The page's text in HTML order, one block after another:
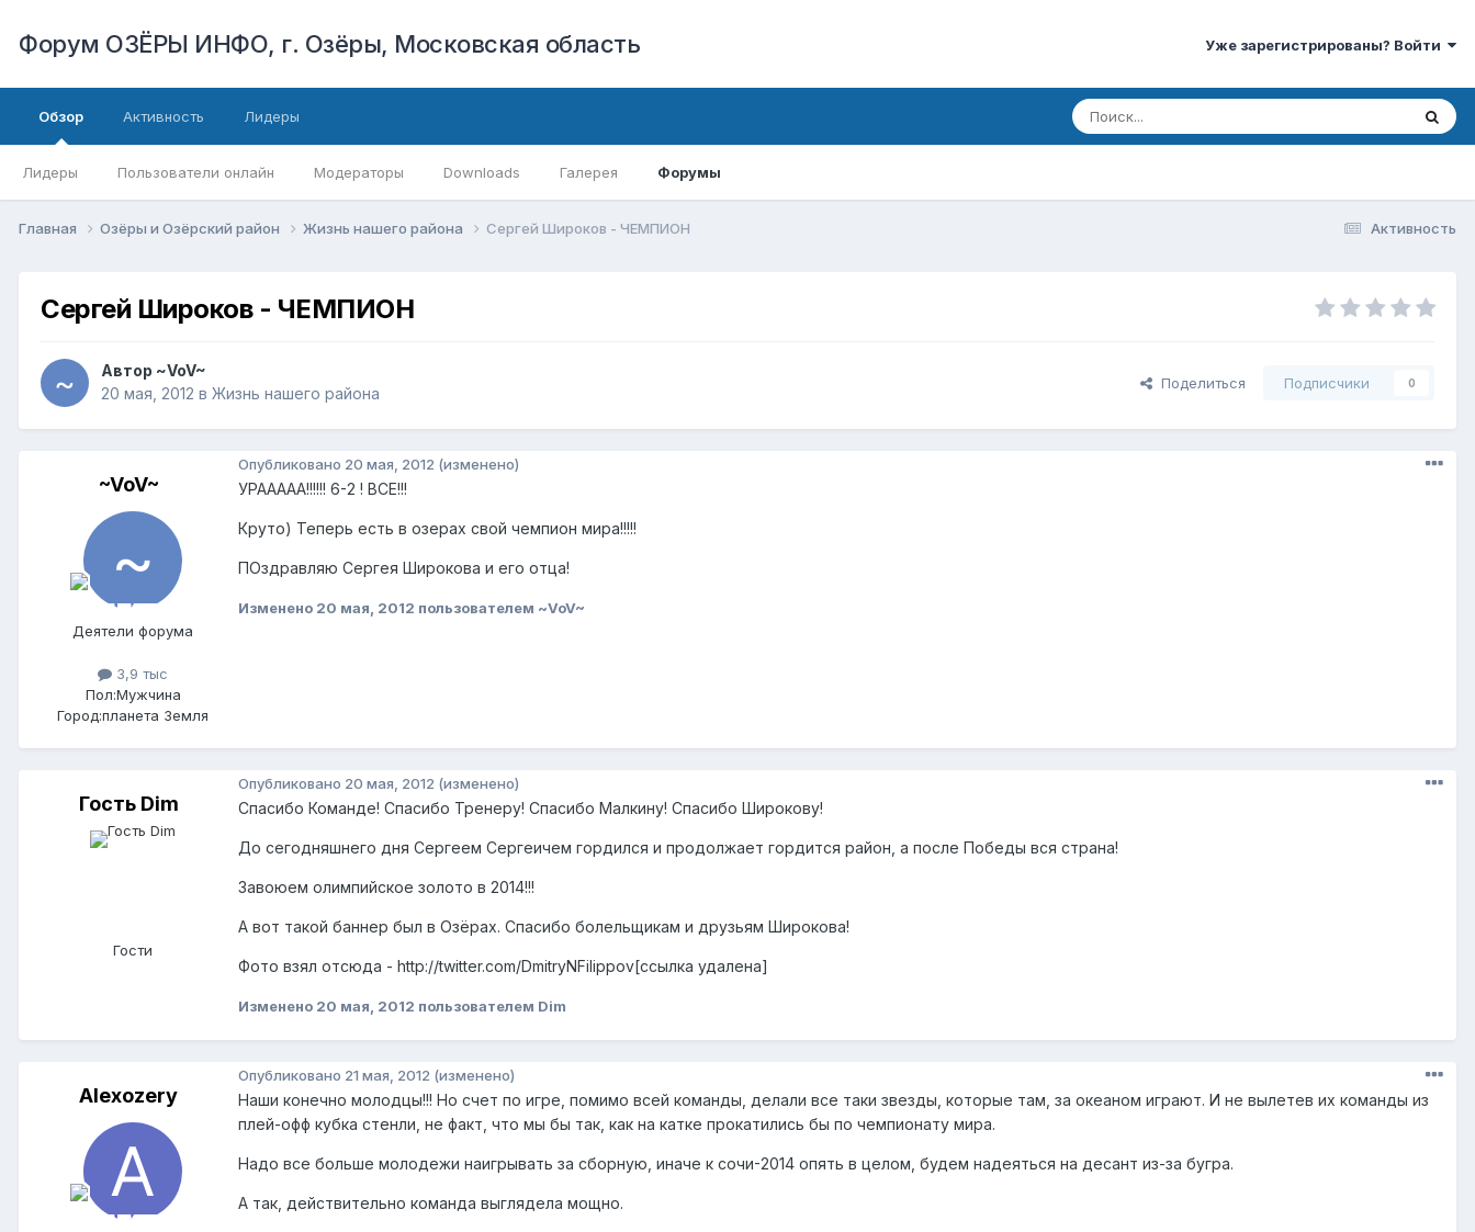
Форум ОЗЁРЫ ИНФО, г. Озёры, Московская область Уже зарегистрированы? Войти
Обзор
Лидеры Пользователи онлайн Модераторы Downloads Галерея Форумы
Активность Лидеры
Активность
Главная Озёры и Озёрский район Жизнь нашего района Сергей Широков - ЧЕМПИОН
Сергей Широков - ЧЕМПИОН
Автор ~VoV~
20 мая, 2012 в Жизнь нашего района
Поделиться Подписчики 0
~VoV~
Деятели форума
3,9 тыс
Пол:Мужчина
Город:планета Земля
Опубликовано 20 мая, 2012 (изменено)
УРААААА!!!!!! 6-2 ! ВСЕ!!!
Круто) Теперь есть в озерах свой чемпион мира!!!!!
ПОздравляю Сергея Широкова и его отца!
Изменено 20 мая, 2012 пользователем ~VoV~
Гость Dim
Гости
Опубликовано 20 мая, 2012 (изменено)
Спасибо Команде! Спасибо Тренеру! Спасибо Малкину! Спасибо Широкову!
До сегодняшнего дня Сергеем Сергеичем гордился и продолжает гордится район, а после Победы вся страна!
Завоюем олимпийское золото в 2014!!!
А вот такой баннер был в Озёрах. Спасибо болельщикам и друзьям Широкова!
Фото взял отсюда - http://twitter.com/DmitryNFilippov[ссылка удалена]
Изменено 20 мая, 2012 пользователем Dim
Alexozery
Опубликовано 21 мая, 2012 (изменено)
Наши конечно молодцы!!! Но счет по игре, помимо всей команды, делали все таки звезды, которые там, за океаном играют. И не вылетев их команды из
плей-офф кубка стенли, не факт, что мы бы так, как на катке прокатились бы по чемпионату мира.
Надо все больше молодежи наигрывать за сборную, иначе к сочи-2014 опять в целом, будем надеяться на десант из-за бугра.
А так, действительно команда выглядела мощно.